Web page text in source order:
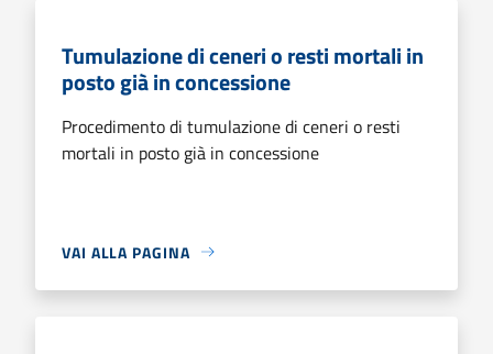
Tumulazione di ceneri o resti mortali in
posto già in concessione
Procedimento di tumulazione di ceneri o resti
mortali in posto già in concessione
VAI ALLA PAGINA